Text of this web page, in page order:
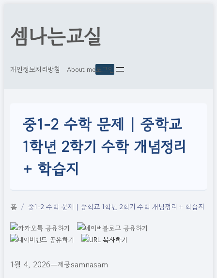
셈나는교실
개인정보처리방침 ㅤAbout me로그인
중1-2 수학 문제 | 중학교
1학년 2학기 수학 개념정리
+ 학습지
홈 중1-2 수학 문제 | 중학교 1학년 2학기 수학 개념정리 + 학습지
1월 4, 2026—제공samnasam